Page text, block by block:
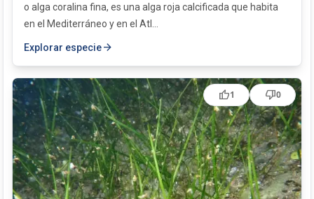
o alga coralina fina, es una alga roja calcificada que habita
en el Mediterráneo y en el Atl...
Explorar especiearrow_forward
thumb_up1 thumb_down0